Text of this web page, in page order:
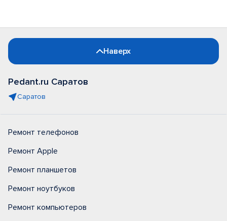
Наверх
Pedant.ru Саратов
Саратов
Ремонт телефонов
Ремонт Apple
Ремонт планшетов
Ремонт ноутбуков
Ремонт компьютеров